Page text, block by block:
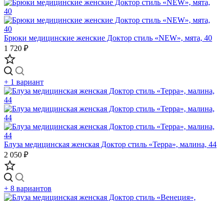
Брюки медицинские женские Доктор стиль «NEW», мята, 40
1 720 ₽
+ 1 вариант
Блуза медицинская женская Доктор стиль «Терра», малина, 44
2 050 ₽
+ 8 вариантов